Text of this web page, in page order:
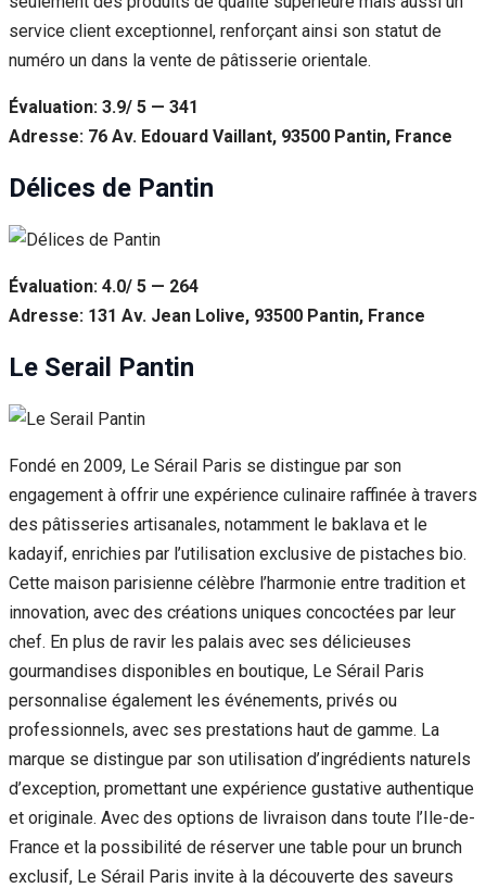
service client exceptionnel, renforçant ainsi son statut de
numéro un dans la vente de pâtisserie orientale.
Évaluation: 3.9/ 5 — 341
Adresse: 76 Av. Edouard Vaillant, 93500 Pantin, France
Délices de Pantin
Évaluation: 4.0/ 5 — 264
Adresse: 131 Av. Jean Lolive, 93500 Pantin, France
Le Serail Pantin
Fondé en 2009, Le Sérail Paris se distingue par son
engagement à offrir une expérience culinaire raffinée à travers
des pâtisseries artisanales, notamment le baklava et le
kadayif, enrichies par l’utilisation exclusive de pistaches bio.
Cette maison parisienne célèbre l’harmonie entre tradition et
innovation, avec des créations uniques concoctées par leur
chef. En plus de ravir les palais avec ses délicieuses
gourmandises disponibles en boutique, Le Sérail Paris
personnalise également les événements, privés ou
professionnels, avec ses prestations haut de gamme. La
marque se distingue par son utilisation d’ingrédients naturels
d’exception, promettant une expérience gustative authentique
et originale. Avec des options de livraison dans toute l’Ile-de-
France et la possibilité de réserver une table pour un brunch
exclusif, Le Sérail Paris invite à la découverte des saveurs